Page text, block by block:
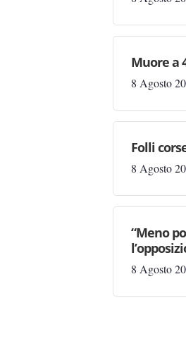
Muore a
8 Agosto
Folli
8 Agosto
“Meno
8 Agosto